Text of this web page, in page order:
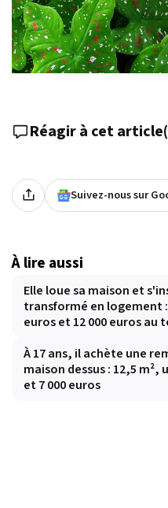
Réagir à cet article(
Suivez-nous sur
À lire aussi
Elle loue sa maison et
transformé en logement :
euros et 12 000 euros au
À 17 ans, il achète une
maison dessus : 12,5
et 7 000 euros